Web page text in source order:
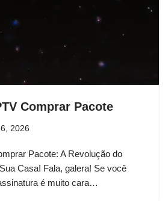
Comprar Pacote
2026
Pacote: A Revolução do
Casa! Fala, galera! Se você
é muito cara…